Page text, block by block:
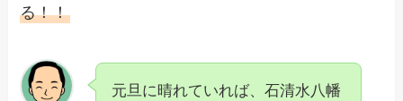
る！！
元旦に晴れていれば、石清水八幡